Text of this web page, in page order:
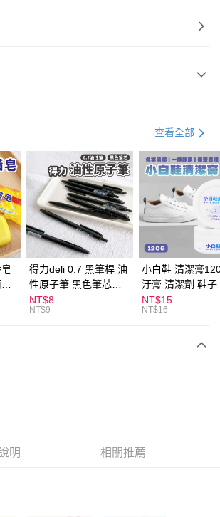
含以上)免運費
含以上)免運費
查看全部
得力deli 0.7 黑筆桿 油
性原子筆 黑色筆芯
S304
NT$8
NT$9
小白鞋 清潔膏
汙膏 清潔劑 鞋子
漬 白皮鞋 鞋油
NT$15
NT$16
明 相關推薦